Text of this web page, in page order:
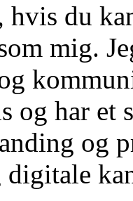
du
mig.
og har et
og